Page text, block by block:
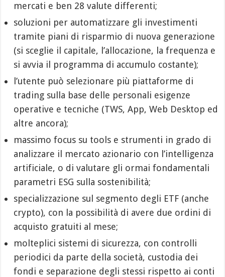
mercati e ben 28 valute differenti;
soluzioni per automatizzare gli investimenti
tramite piani di risparmio di nuova generazione
(si sceglie il capitale, l’allocazione, la frequenza e
si avvia il programma di accumulo costante);
l’utente può selezionare più piattaforme di
trading sulla base delle personali esigenze
operative e tecniche (TWS, App, Web Desktop ed
altre ancora);
massimo focus su tools e strumenti in grado di
analizzare il mercato azionario con l’intelligenza
artificiale, o di valutare gli ormai fondamentali
parametri ESG sulla sostenibilità;
specializzazione sul segmento degli ETF (anche
crypto), con la possibilità di avere due ordini di
acquisto gratuiti al mese;
molteplici sistemi di sicurezza, con controlli
periodici da parte della società, custodia dei
fondi e separazione degli stessi rispetto ai conti